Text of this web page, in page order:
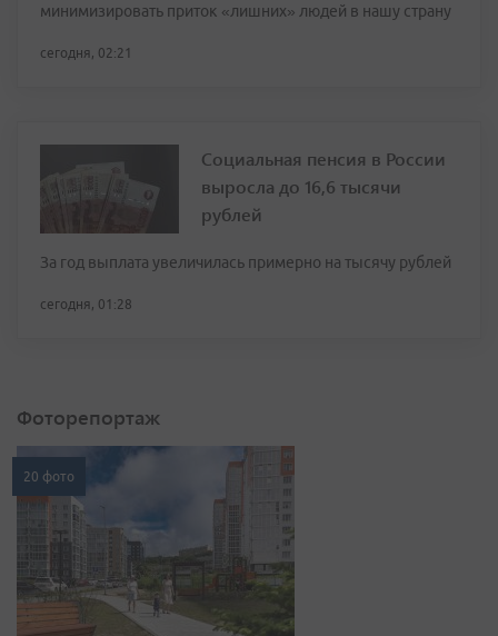
минимизировать приток «лишних» людей в нашу страну
сегодня, 02:21
Социальная пенсия в России
выросла до 16,6 тысячи
рублей
За год выплата увеличилась примерно на тысячу рублей
сегодня, 01:28
Фоторепортаж
20 фото